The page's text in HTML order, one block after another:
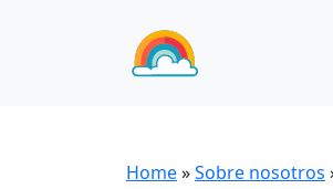
Home»Sobre nosotros